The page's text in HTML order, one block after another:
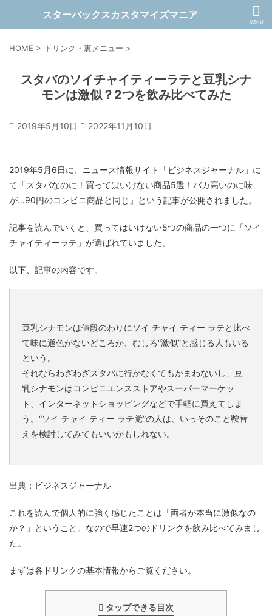
スターバックスカスタマイズマニア
HOME > ドリンク・裏メニュー >
スタバのソイチャイティーラテと豆乳シナ
モンは激似？2つを飲み比べてみた
2019年5月10日 2022年11月10日
2019年5月6日に、ニュース情報サイト「ビジネスジャーナル」に
て「スタバなのに！買ってはいけない商品5選！バカ高いのに味
が…90円のコンビニ商品と同じ」という記事が公開されました。
記事を読んでいくと、買ってはいけない5つの商品の一つに「ソイ
チャイティーラテ」が選ばれていました。
以下、記事の内容です。
豆乳シナモンは値段のわりにソイ チャイ ティー ラテと比べ
て味に遜色がないどころか、むしろ“激似”と感じる人もいる
という。
それならわざわざスタバに行かなくてもかまわないし、豆
乳シナモンはコンビニエンスストアやスーパーマーケッ
ト、インターネットショッピングなどで手軽に買えてしま
う。“ソイ チャイ ティー ラテ党”の人は、いっそのこと鞍替
えを検討してみてもいいかもしれない。
出典：ビジネスジャーナル
これを読んで個人的に強く感じたことは「両者が本当に激似なの
か？」ということ。なので早速2つのドリンクを飲み比べてみまし
た。
まずは各ドリンクの基本情報からご覧ください。
タップできる目次